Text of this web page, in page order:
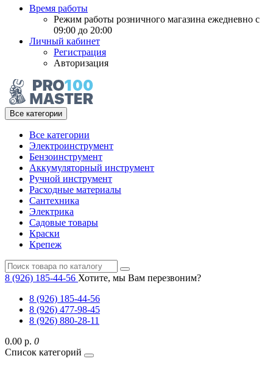
Время работы
Режим работы розничного магазина ежедневно с
09:00 до 20:00
Личный кабинет
Регистрация
Авторизация
Все категории
Все категории
Электроинструмент
Бензоинструмент
Аккумуляторный инструмент
Ручной инструмент
Расходные материалы
Сантехника
Электрика
Садовые товары
Краски
Крепеж
8 (926) 185-44-56 Хотите, мы Вам перезвоним?
8 (926) 185-44-56
8 (926) 477-98-45
8 (926) 880-28-11
0.00 р. 0
Список категорий